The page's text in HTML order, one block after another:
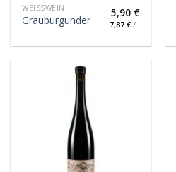
WEISSWEIN
Grauburgunder
5,90 €
7,87 €/ l